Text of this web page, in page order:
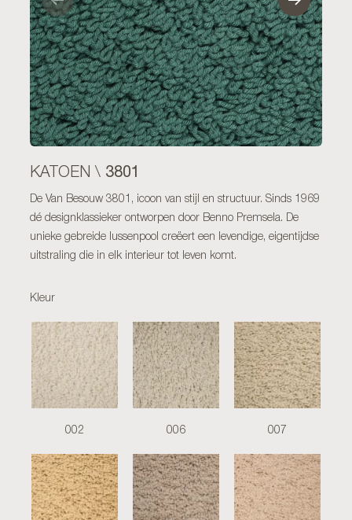
KATOEN \ 3801
De Van Besouw 3801, icoon van stijl en structuur. Sinds 1969
dé designklassieker ontworpen door Benno Premsela. De
unieke gebreide lussenpool creëert een levendige, eigentijdse
uitstraling die in elk interieur tot leven komt.
Kleur
002 006 007